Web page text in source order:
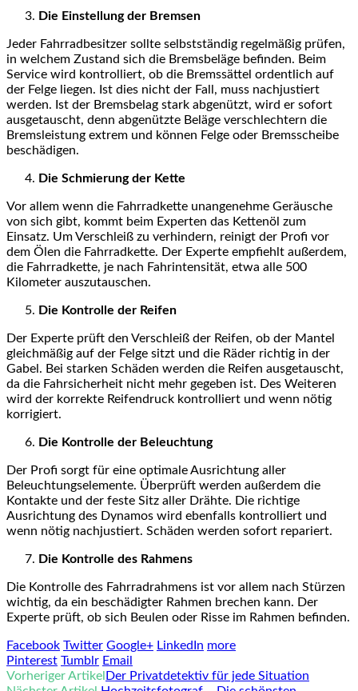
Die Einstellung der Bremsen
Jeder Fahrradbesitzer sollte selbstständig regelmäßig prüfen,
in welchem Zustand sich die Bremsbeläge befinden. Beim
Service wird kontrolliert, ob die Bremssättel ordentlich auf
der Felge liegen. Ist dies nicht der Fall, muss nachjustiert
werden. Ist der Bremsbelag stark abgenützt, wird er sofort
ausgetauscht, denn abgenützte Beläge verschlechtern die
Bremsleistung extrem und können Felge oder Bremsscheibe
beschädigen.
Die Schmierung der Kette
Vor allem wenn die Fahrradkette unangenehme Geräusche
von sich gibt, kommt beim Experten das Kettenöl zum
Einsatz. Um Verschleiß zu verhindern, reinigt der Profi vor
dem Ölen die Fahrradkette. Der Experte empfiehlt außerdem,
die Fahrradkette, je nach Fahrintensität, etwa alle 500
Kilometer auszutauschen.
Die Kontrolle der Reifen
Der Experte prüft den Verschleiß der Reifen, ob der Mantel
gleichmäßig auf der Felge sitzt und die Räder richtig in der
Gabel. Bei starken Schäden werden die Reifen ausgetauscht,
da die Fahrsicherheit nicht mehr gegeben ist. Des Weiteren
wird der korrekte Reifendruck kontrolliert und wenn nötig
korrigiert.
Die Kontrolle der Beleuchtung
Der Profi sorgt für eine optimale Ausrichtung aller
Beleuchtungselemente. Überprüft werden außerdem die
Kontakte und der feste Sitz aller Drähte. Die richtige
Ausrichtung des Dynamos wird ebenfalls kontrolliert und
wenn nötig nachjustiert. Schäden werden sofort repariert.
Die Kontrolle des Rahmens
Die Kontrolle des Fahrradrahmens ist vor allem nach Stürzen
wichtig, da ein beschädigter Rahmen brechen kann. Der
Experte prüft, ob sich Beulen oder Risse im Rahmen befinden.
Facebook Twitter Google+ LinkedIn more
Pinterest Tumblr Email
Vorheriger Artikel Der Privatdetektiv für jede Situation